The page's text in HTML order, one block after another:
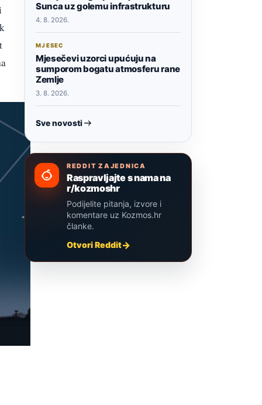
Sunca uz golemu infrastrukturu
4. 8. 2026.
MJESEC
Mjesečevi uzorci upućuju na
sumporom bogatu atmosferu rane
Zemlje
3. 8. 2026.
Sve novosti
REDDIT ZAJEDNICA
Raspravljajte s nama na
r/kozmoshr
Podijelite pitanja, izvore i
komentare uz Kozmos.hr
članke.
Otvori Reddit